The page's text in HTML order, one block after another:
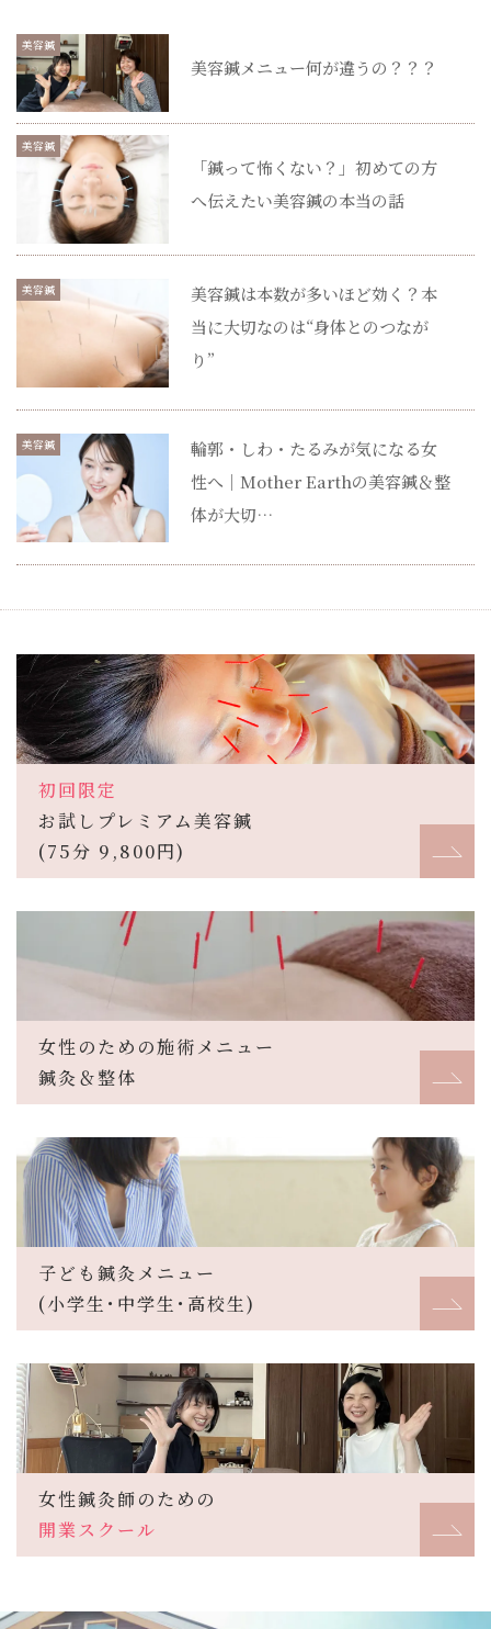
美容鍼
美容鍼メニュー何が違うの？？？
美容鍼
「鍼って怖くない？」初めての方
へ伝えたい美容鍼の本当の話
美容鍼
美容鍼は本数が多いほど効く？本
当に大切なのは“身体とのつなが
り”
美容鍼
輪郭・しわ・たるみが気になる女
性へ｜Mother Earthの美容鍼＆整
体が大切…
初回限定
お試しプレミアム美容鍼
(75分 9,800円)
女性のための施術メニュー
鍼灸＆整体
子ども鍼灸メニュー
(小学生･中学生･高校生)
女性鍼灸師のための
開業スクール